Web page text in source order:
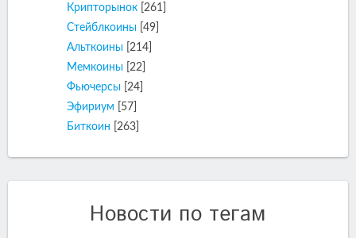
Крипторынок [261]
Стейблкоины [49]
Альткоины [214]
Мемкоины [22]
Фьючерсы [24]
Эфириум
[57]
Биткоин
[263]
Новости по тегам